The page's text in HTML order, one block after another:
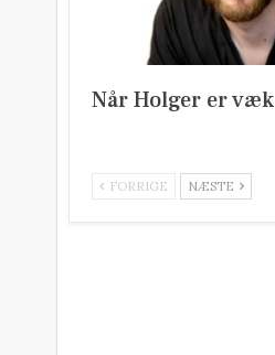
Når Holger er væk
FORRIGE NÆSTE